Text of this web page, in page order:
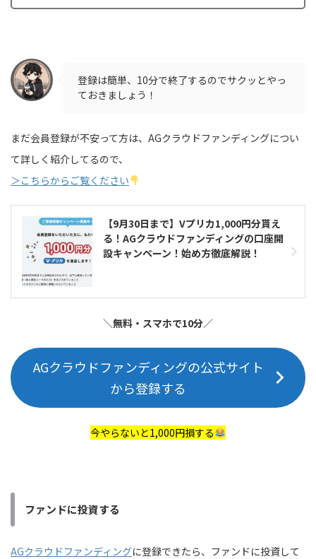
登録は簡単、10分で終了するのでサクッとやっ
ておきましょう！
まだ会員登録が不安って方は、AGクラウドファンディングについ
て詳しく紹介してるので、
＞こちらからご覧ください
【9月30日まで】Vプリカ1,000円分貰え
る！AGクラウドファンディングの口座開
設キャンペーン！始め方徹底解説！
＼無料・スマホで10分／
AGクラウドファンディングの公式サイト
から登録する
今やらないと1,000円損する
ファンドに投資する
AGクラウドファンディングに登録できたら、ファンドに投資して